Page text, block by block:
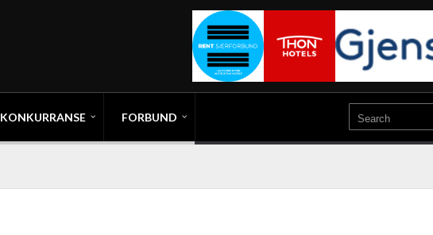
KONKURRANSE FORBUND